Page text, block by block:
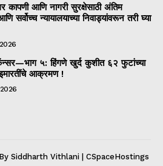
कापणी आणि नागरी सुरक्षेसाठी अंतिम
सर्वोच्च न्यायालयाच्या निवाड्यांवरून तरी घ्या
५: हिंगणे खुर्द कुशीत ६२ फुटांच्या
इमारतींचे आक्रमण !
Siddharth Vithlani | CSpaceHostings